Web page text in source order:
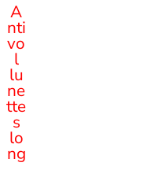
A
nti
vo
l
lu
ne
tte
s
lo
ng